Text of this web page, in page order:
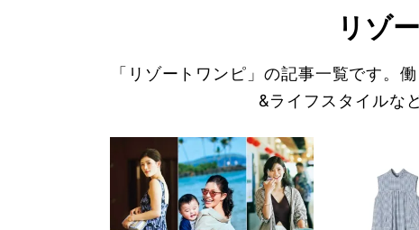
リゾ
「リゾートワンピ」の記事一覧です。
&ライフスタイルな